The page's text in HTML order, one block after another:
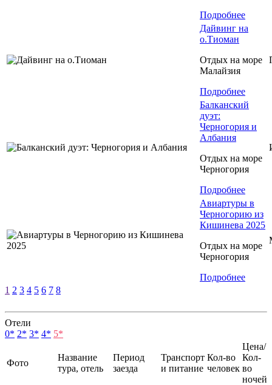
Подробнее
Дайвинг на
о.Тиоман
Отдых на море
Малайзия
Подробнее
Балканский
дуэт:
Черногория и
Албания
Отдых на море
Черногория
Подробнее
Авиартуры в
Черногорию из
Кишинева 2025
Отдых на море
Черногория
Подробнее
1 2 3 4 5 6 7 8
Отели
0* 2* 3* 4* 5*
Фото
Название
тура, отель
Период
заезда
Транспорт
и питание
Кол-во
человек
Цена/
Кол-
во
ночей